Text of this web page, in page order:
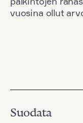
vuosina ollut
Suodata